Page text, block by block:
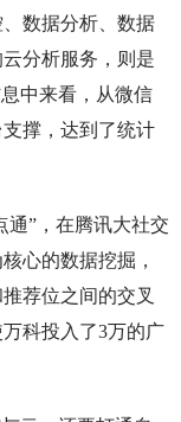
数据分析、数据
分析服务，则是
中来看，从微信
撑，达到了统计
通”，在腾讯大社交
心的数据挖掘，
荐位之间的交叉
科投入了3万的广